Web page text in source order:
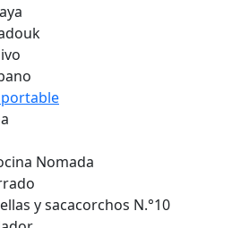
Nomada
y sacacorchos N.°10